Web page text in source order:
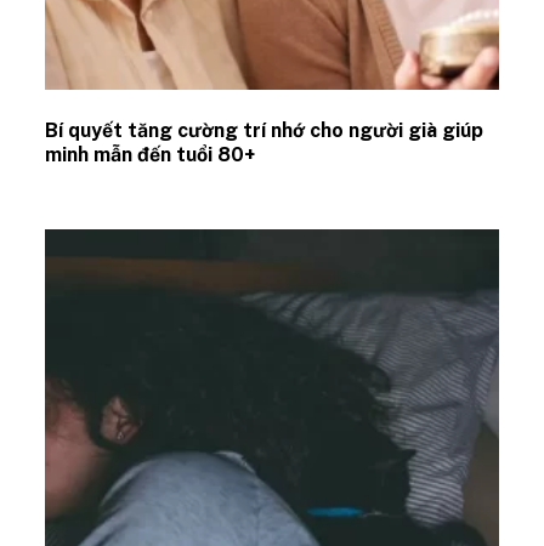
Bí quyết tăng cường trí nhớ cho người già giúp
minh mẫn đến tuổi 80+